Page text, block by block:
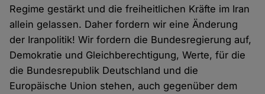
Regime gestärkt und die freiheitlichen Kräfte im Iran
allein gelassen. Daher fordern wir eine Änderung
der Iranpolitik! Wir fordern die Bundesregierung auf,
Demokratie und Gleichberechtigung, Werte, für die
die Bundesrepublik Deutschland und die
Europäische Union stehen, auch gegenüber dem